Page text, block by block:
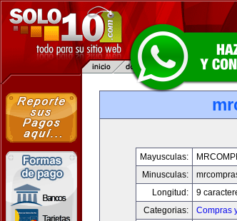
Mayusculas:
Minusculas:
Longitud:
9
Categorias:
Compras